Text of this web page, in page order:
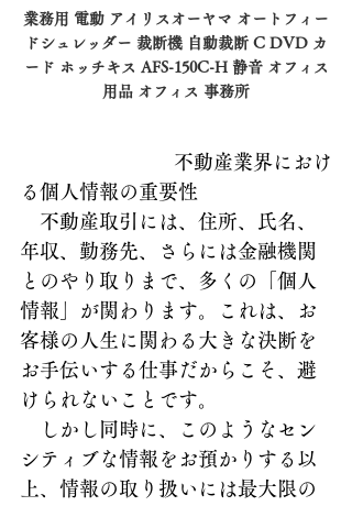
業務用 電動 アイリスオーヤマ オートフィー
ドシュレッダー 裁断機 自動裁断 C DVD カ
ード ホッチキス AFS-150C-H 静音 オフィス
用品 オフィス 事務所
不動産業界におけ
る個人情報の重要性
不動産取引には、住所、氏名、
年収、勤務先、さらには金融機関
とのやり取りまで、多くの「個人
情報」が関わります。これは、お
客様の人生に関わる大きな決断を
お手伝いする仕事だからこそ、避
けられないことです。
しかし同時に、このようなセン
シティブな情報をお預かりする以
上、情報の取り扱いには最大限の